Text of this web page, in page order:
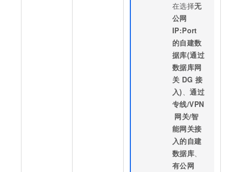
在选择无
公网
IP:Port
的自建数
据库(通过
数据库网
关 DG 接
入)、通过
专线/VPN
网关/智
能网关接
入的自建
数据库、
有公网